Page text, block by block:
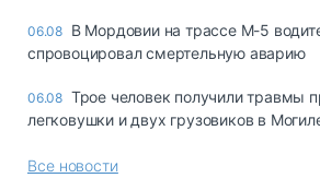
06.08 В Мордовии на трассе М-5
спровоцировал смертельную аварию
06.08 Трое человек получили травмы
легковушки и двух грузовиков в
Все новости